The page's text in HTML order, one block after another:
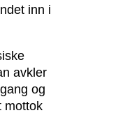
inn i
avkler
og
mottok